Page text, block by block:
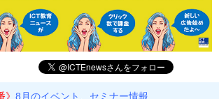
》8月のイベント、セミナー情報